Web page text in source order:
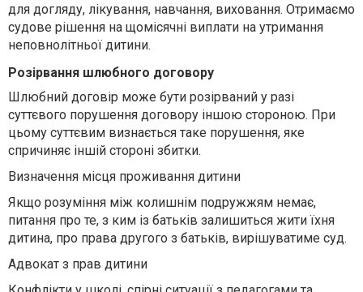
для догляду, лікування, навчання, виховання. Отримаємо
судове рішення на щомісячні виплати на утримання
неповнолітньої дитини.
Розірвання шлюбного договору
Шлюбний договір може бути розірваний у разі
суттєвого порушення договору іншою стороною. При
цьому суттєвим визнається таке порушення, яке
спричиняє іншій стороні збитки.
Визначення місця проживання дитини
Якщо розуміння між колишнім подружжям немає,
питання про те, з ким із батьків залишиться жити їхня
дитина, про права другого з батьків, вирішуватиме суд.
Адвокат з прав дитини